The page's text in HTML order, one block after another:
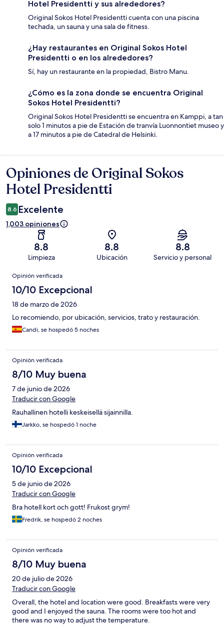
Hotel Presidentti y sus alrededores?
Original Sokos Hotel Presidentti cuenta con una piscina
techada, un sauna y una sala de fitness.
¿Hay restaurantes en Original Sokos Hotel
Presidentti o en los alrededores?
Sí, hay un restaurante en la propiedad, Bistro Manu.
¿Cómo es la zona donde se encuentra Original
Sokos Hotel Presidentti?
Original Sokos Hotel Presidentti se encuentra en Kamppi, a tan
solo 1 minutos a pie de Estación de tranvía Luonnontiet museo y
a 17 minutos a pie de Catedral de Helsinki.
Opiniones
Opiniones de Original Sokos
Hotel Presidentti
8.6 Excelente
1,003 opiniones
8.8
Limpieza
8.8
Ubicación
8.8
Servicio y personal
Opiniones
Opinión verificada
10/10 Excepcional
18 de marzo de 2026
Lo recomiendo, por ubicación, servicios, trato y restauración.
Candi, se hospedó 5 noches
Opinión verificada
8/10 Muy buena
7 de junio de 2026
Traducir con Google
Rauhallinen hotelli keskeisellä sijainnilla.
Jarkko, se hospedó 1 noche
Opinión verificada
10/10 Excepcional
5 de junio de 2026
Traducir con Google
Bra hotell kort och gott! Frukost grym!
Fredrik, se hospedó 2 noches
Opinión verificada
8/10 Muy buena
20 de julio de 2026
Traducir con Google
Overall, the hotel and location were good. Breakfasts were very
good and I enjoyed the sauna. The rooms were too hot and
there was no way to adjust the temperature.